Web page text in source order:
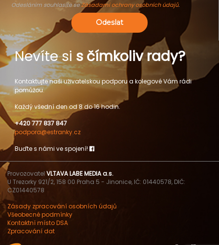
Odesláním souhlasíte seZásadami ochrany osobních údajů.
Odeslat
Nevíte si s čímkoliv rady?
Kontaktujte naši uživatelskou podporu a kolegové Vám rádi
pomůžou.
Každý všední den od 8 do 16 hodin.
+420 777 837 847
podpora@estranky.cz
Buďte s námi ve spojení!
Provozovatel VLTAVA LABE MEDIA a.s.
U Trezorky 921/2, 158 00 Praha 5 - Jinonice, IČ: 01440578, DIČ:
CZ01440578
Zásady zpracování osobních údajů
Všeobecné podmínky
Kontaktní místo DSA
Zpracování dat